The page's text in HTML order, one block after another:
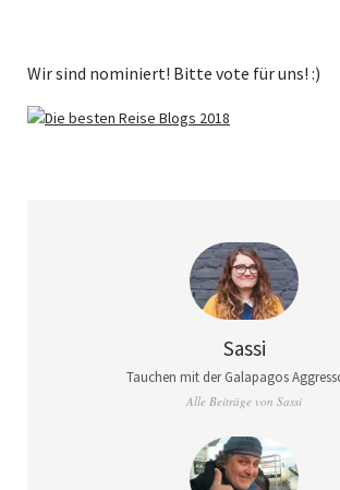
Wir sind nominiert! Bitte vote für uns! :)
Sassi
Tauchen mit der Galapagos
Alle Beiträge von Sassi